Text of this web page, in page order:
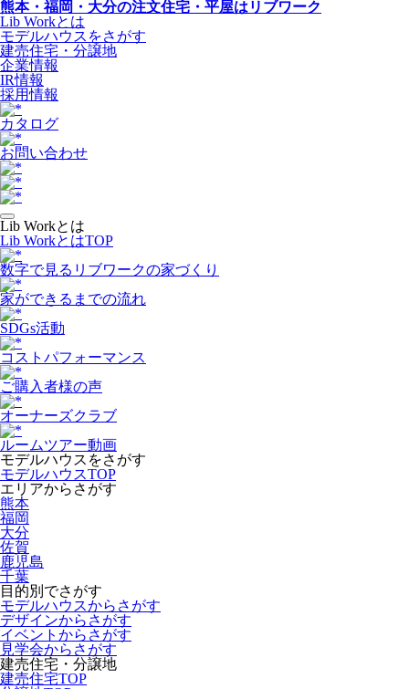
熊本・福岡・大分の注文住宅・平屋はリブワーク
Lib Workとは
モデルハウスをさがす
建売住宅・分譲地
企業情報
IR情報
採用情報
カタログ
お問い合わせ
Lib Workとは
Lib WorkとはTOP
数字で⾒るリブワークの家づくり
家ができるまでの流れ
SDGs活動
コストパフォーマンス
ご購入者様の声
オーナーズクラブ
ルームツアー動画
モデルハウスをさがす
モデルハウスTOP
エリアからさがす
熊本
福岡
大分
佐賀
鹿児島
千葉
目的別でさがす
モデルハウスからさがす
デザインからさがす
イベントからさがす
見学会からさがす
建売住宅・分譲地
建売住宅TOP